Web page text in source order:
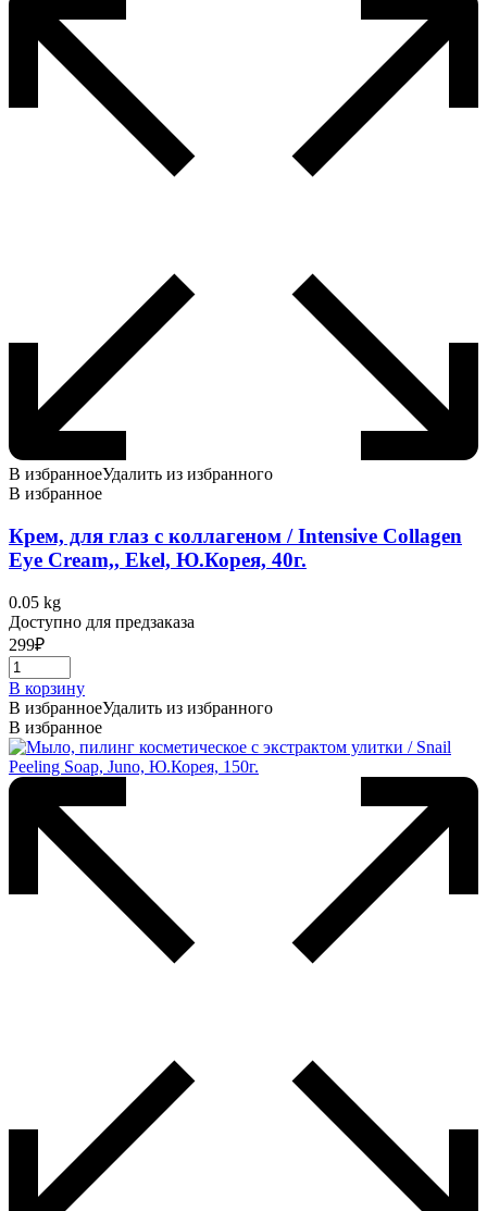
В избранноеУдалить из избранного
В избранное
Крем, для глаз с коллагеном / Intensive Collagen
Eye Cream,, Ekel, Ю.Корея, 40г.
0.05 kg
Доступно для предзаказа
299₽
В корзину
В избранноеУдалить из избранного
В избранное